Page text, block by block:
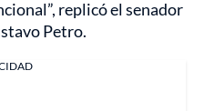
replicó el senador
Petro.